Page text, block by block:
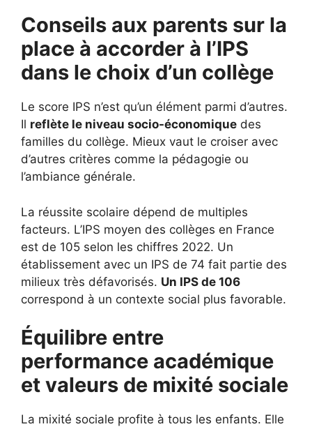
Conseils aux parents sur la
place à accorder à l’IPS
dans le choix d’un collège
Le score IPS n’est qu’un élément parmi d’autres.
Il reflète le niveau socio-économique des
familles du collège. Mieux vaut le croiser avec
d’autres critères comme la pédagogie ou
l’ambiance générale.
La réussite scolaire dépend de multiples
facteurs. L’IPS moyen des collèges en France
est de 105 selon les chiffres 2022. Un
établissement avec un IPS de 74 fait partie des
milieux très défavorisés. Un IPS de 106
correspond à un contexte social plus favorable.
Équilibre entre
performance académique
et valeurs de mixité sociale
La mixité sociale profite à tous les enfants. Elle